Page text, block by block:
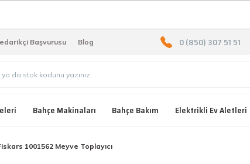
Başvurusu Blog 0 (850) 307 51 51
Bahçe Makinaları Bahçe Bakım Elektrikli Ev Aletleri
1001562 Meyve Toplayıcı